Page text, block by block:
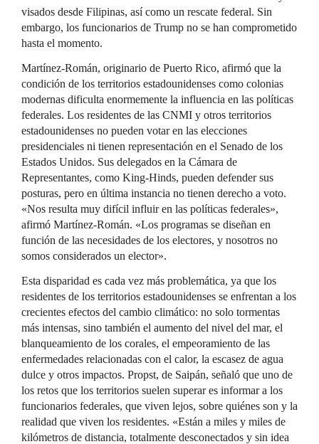
visados ​​desde Filipinas, así como un rescate federal. Sin
embargo, los funcionarios de Trump no se han comprometido
hasta el momento.
Martínez-Román, originario de Puerto Rico, afirmó que la
condición de los territorios estadounidenses como colonias
modernas dificulta enormemente la influencia en las políticas
federales. Los residentes de las CNMI y otros territorios
estadounidenses no pueden votar en las elecciones
presidenciales ni tienen representación en el Senado de los
Estados Unidos. Sus delegados en la Cámara de
Representantes, como King-Hinds, pueden defender sus
posturas, pero en última instancia no tienen derecho a voto.
«Nos resulta muy difícil influir en las políticas federales»,
afirmó Martínez-Román. «Los programas se diseñan en
función de las necesidades de los electores, y nosotros no
somos considerados un elector».
Esta disparidad es cada vez más problemática, ya que los
residentes de los territorios estadounidenses se enfrentan a los
crecientes efectos del cambio climático: no solo tormentas
más intensas, sino también el aumento del nivel del mar, el
blanqueamiento de los corales, el empeoramiento de las
enfermedades relacionadas con el calor, la escasez de agua
dulce y otros impactos. Propst, de Saipán, señaló que uno de
los retos que los territorios suelen superar es informar a los
funcionarios federales, que viven lejos, sobre quiénes son y la
realidad que viven los residentes. «Están a miles y miles de
kilómetros de distancia, totalmente desconectados y sin idea